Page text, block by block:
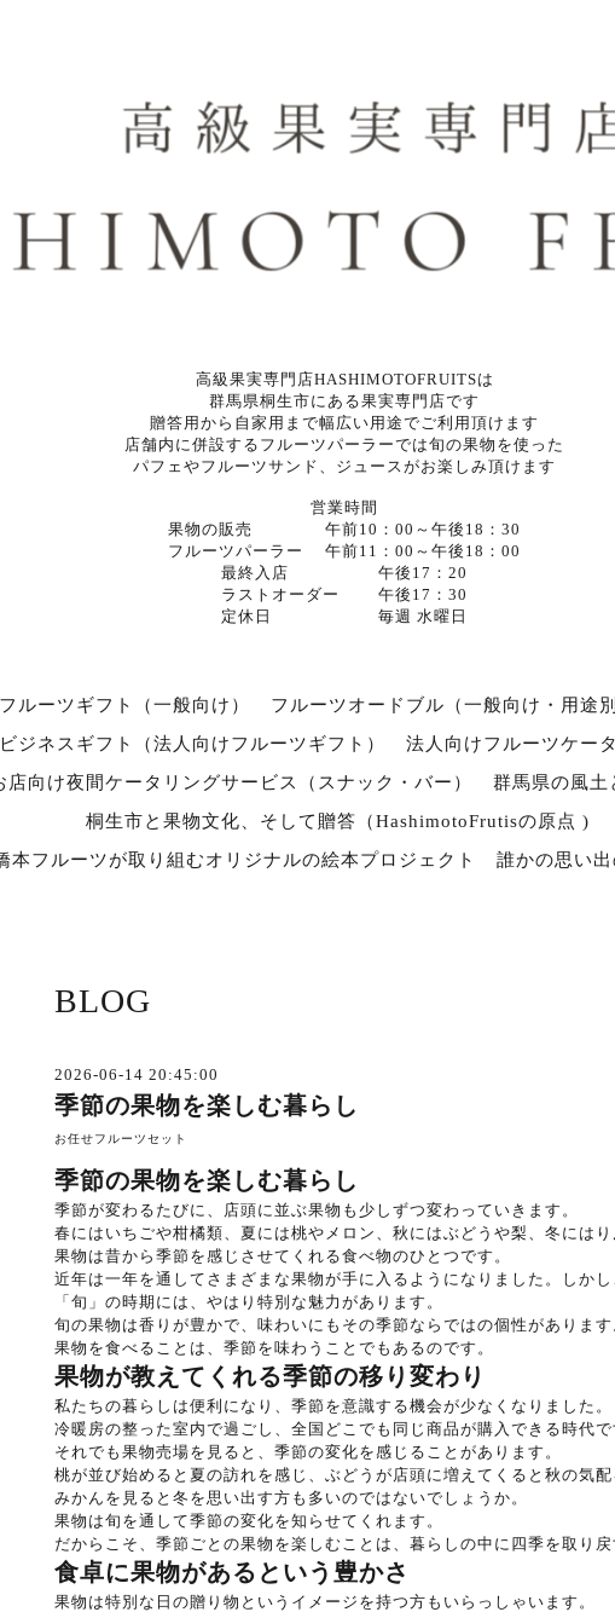
高級果実専門店HASHIMOTOFRUITSは
群馬県桐生市にある果実専門店です
贈答用から自家用まで幅広い用途でご利用頂けます
店舗内に併設するフルーツパーラーでは旬の果物を使った
パフェやフルーツサンド、ジュースがお楽しみ頂けます
営業時間
果物の販売 午前10：00～午後18：30
フルーツパーラー 午前11：00～午後18：00
最終入店 午後17：20
ラストオーダー 午後17：30
定休日 毎週 水曜日
フルーツギフト（一般向け）
フルーツオードブル（一般向け・用途
ビジネスギフト（法人向けフルーツギフト）
法人向けフルーツケー
店向け夜間ケータリングサービス（スナック・バー）
群馬県の風土
桐生市と果物文化、そして贈答（HashimotoFrutisの原点 )
本フルーツが取り組むオリジナルの絵本プロジェクト
誰かの思い
BLOG
2026-06-14 20:45:00
季節の果物を楽しむ暮らし
お任せフルーツセット
季節の果物を楽しむ暮らし
季節が変わるたびに、店頭に並ぶ果物も少しずつ変わっていきます。
春にはいちごや柑橘類、夏には桃やメロン、秋にはぶどうや梨、冬には
果物は昔から季節を感じさせてくれる食べ物のひとつです。
近年は一年を通してさまざまな果物が手に入るようになりました。しか
「旬」の時期には、やはり特別な魅力があります。
旬の果物は香りが豊かで、味わいにもその季節ならではの個性がありま
果物を食べることは、季節を味わうことでもあるのです。
果物が教えてくれる季節の移り変わり
私たちの暮らしは便利になり、季節を意識する機会が少なくなりました。
冷暖房の整った室内で過ごし、全国どこでも同じ商品が購入できる時代
それでも果物売場を見ると、季節の変化を感じることがあります。
桃が並び始めると夏の訪れを感じ、ぶどうが店頭に増えてくると秋の気
みかんを見ると冬を思い出す方も多いのではないでしょうか。
果物は旬を通して季節の変化を知らせてくれます。
だからこそ、季節ごとの果物を楽しむことは、暮らしの中に四季を取り
食卓に果物があるという豊かさ
果物は特別な日の贈り物というイメージを持つ方もいらっしゃいます。